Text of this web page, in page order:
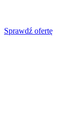
Sprawdź ofertę